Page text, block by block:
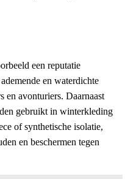
een reputatie
en waterdichte
en avonturiers. Daarnaast
gebruikt in winterkleding
of synthetische isolatie,
en beschermen tegen